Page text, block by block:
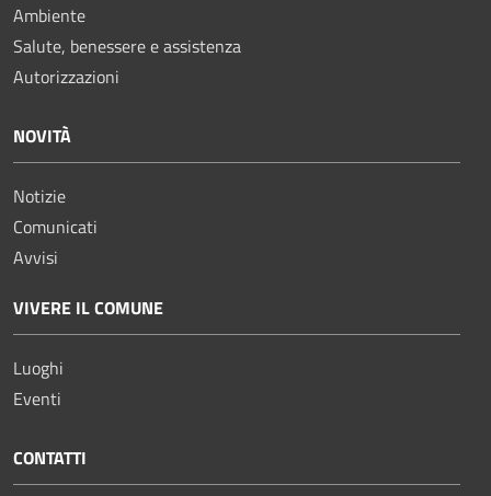
Ambiente
Salute, benessere e assistenza
Autorizzazioni
NOVITÀ
Notizie
Comunicati
Avvisi
VIVERE IL COMUNE
Luoghi
Eventi
CONTATTI